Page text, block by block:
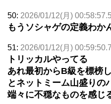
50: 2026/01/12(月)
もうソシャゲの定義わか
51: 2026/01/12(月)
トリッカルやってる
あれ最初からB級を標榜
とネットミーム山盛りの
端々に不穏なものを感じ